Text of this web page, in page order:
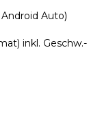
Auto)
inkl. Geschw.-